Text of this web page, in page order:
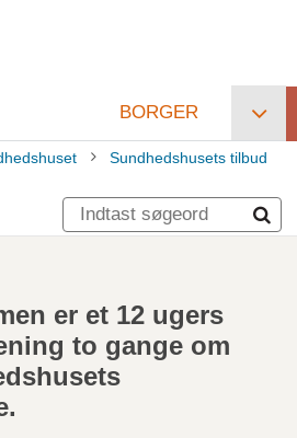
BORGER
Sundhedshusets tilbud
er et 12 ugers
to gange om